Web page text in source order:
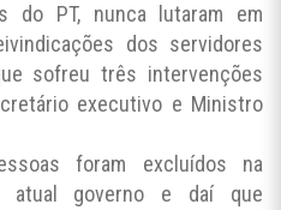
do PT, nunca lutaram em
dos servidores
sofreu três intervenções
executivo e Ministro
foram excluídos na
atual governo e daí que